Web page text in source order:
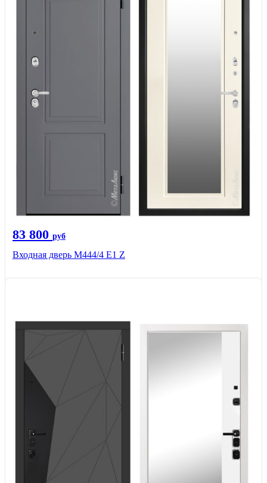
83 800 руб
Входная дверь М444/4 Е1 Z